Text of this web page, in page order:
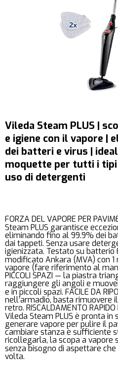
Vileda Steam PLUS |
e igiene con il vapore |
dei batteri e virus |
moquette per tutti i tipi
uso di detergenti
FORZA DEL VAPORE PER
Steam PLUS garantisce
eliminando fino al 99.9% dei
dai tappeti. Senza usare
igienizzata. Testato su batterio
modificato Ankara (MVA) con
vapore (fare riferimento al
PICCOLI SPAZI — la piastra
raggiungere gli angoli e
e in piccoli spazi. FACILE DA
nell’armadio, basta rimuovere
retro. RISCALDAMENTO RAPIDO
Vileda Steam PLUS è pronta in
generare vapore per pulire il
cambiare stanza è sufficiente
ricollegarla, la scopa a vapore
senza bisogno di aspettare
volta.